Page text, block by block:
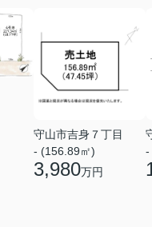
守山市吉身７丁目
- (156.89㎡)
3,980万円
-